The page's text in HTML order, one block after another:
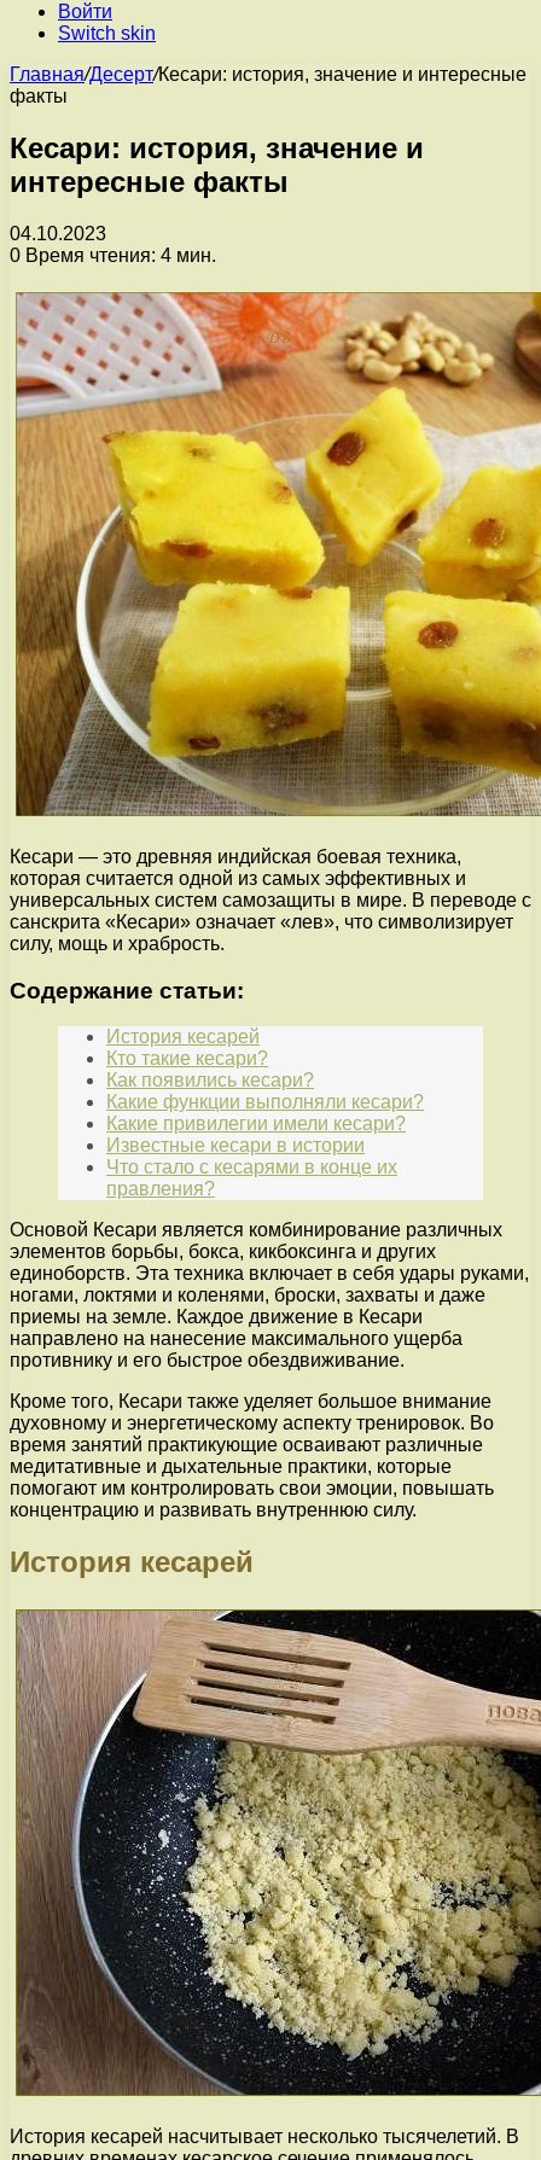
Войти
Switch skin
Главная/Десерт/Кесари: история, значение и интересные
факты
Кесари: история, значение и
интересные факты
04.10.2023
0 Время чтения: 4 мин.
Кесари — это древняя индийская боевая техника,
которая считается одной из самых эффективных и
универсальных систем самозащиты в мире. В переводе с
санскрита «Кесари» означает «лев», что символизирует
силу, мощь и храбрость.
Содержание статьи:
История кесарей
Кто такие кесари?
Как появились кесари?
Какие функции выполняли кесари?
Какие привилегии имели кесари?
Известные кесари в истории
Что стало с кесарями в конце их
правления?
Основой Кесари является комбинирование различных
элементов борьбы, бокса, кикбоксинга и других
единоборств. Эта техника включает в себя удары руками,
ногами, локтями и коленями, броски, захваты и даже
приемы на земле. Каждое движение в Кесари
направлено на нанесение максимального ущерба
противнику и его быстрое обездвиживание.
Кроме того, Кесари также уделяет большое внимание
духовному и энергетическому аспекту тренировок. Во
время занятий практикующие осваивают различные
медитативные и дыхательные практики, которые
помогают им контролировать свои эмоции, повышать
концентрацию и развивать внутреннюю силу.
История кесарей
История кесарей насчитывает несколько тысячелетий. В